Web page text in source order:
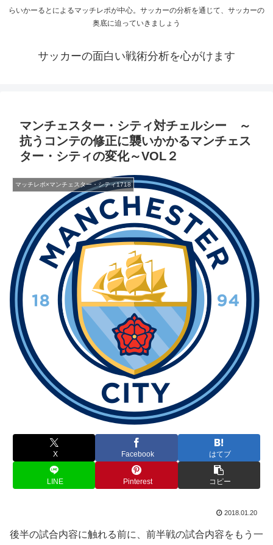
らいかーるとによるマッチレポが中心。サッカーの分析を通じて、サッカーの
奥底に迫っていきましょう
サッカーの面白い戦術分析を心がけます
マンチェスター・シティ対チェルシー ～
抗うコンテの修正に襲いかかるマンチェス
ター・シティの変化～VOL２
マッチレポ×マンチェスター・シティ1718
X Facebook はてブ
LINE Pinterest コピー
2018.01.20
後半の試合内容に触れる前に、前半戦の試合内容をもう一